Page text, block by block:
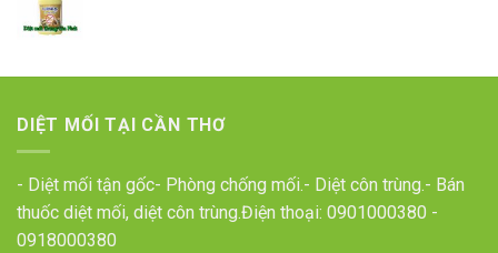
DIỆT MỐI TẠI CẦN THƠ
- Diệt mối tận gốc- Phòng chống mối.- Diệt côn trùng.- Bán
thuốc diệt mối, diệt côn trùng.Điện thoại: 0901000380 -
0918000380